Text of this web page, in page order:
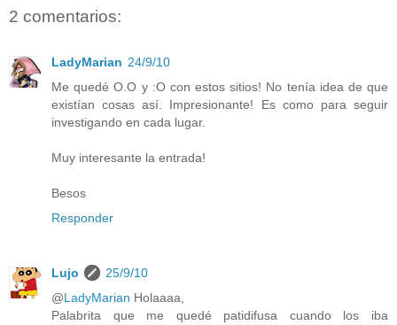
2 comentarios:
LadyMarian 24/9/10
Me quedé O.O y :O con estos sitios! No tenía idea de que
existían cosas así. Impresionante! Es como para seguir
investigando en cada lugar.
Muy interesante la entrada!
Besos
Responder
Lujo
25/9/10
@LadyMarian Holaaaa,
Palabrita que me quedé patidifusa cuando los iba